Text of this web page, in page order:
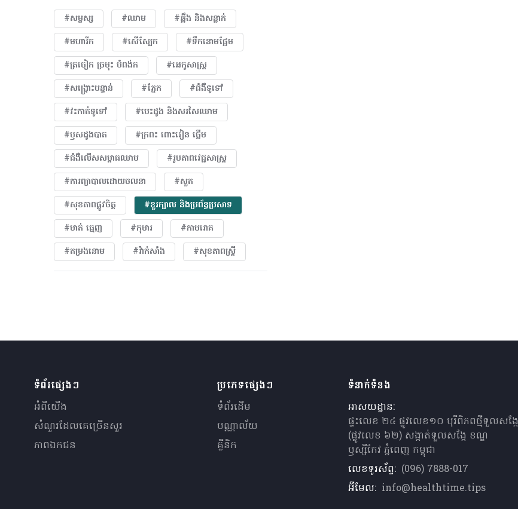
#សម្ផស្ស #ឈាម
#ឆ្អឹង និងសន្លាក់
#មហារីក​
#សើស្បែក
#ទឹកនោមផ្អែម
#ត្រចៀក ច្រមុះ បំពង់ក
#អេកូសាស្រ្ត
#សង្គ្រោះបន្ទាន់
#ភ្នែក​
#ជំងឺទូទៅ
#វះកាត់ទូទៅ
#បេះដូង​ និងសរសៃឈាម
#ឫសដូងបាត
#ក្រពះ ពោះវៀន ថ្លើម
#ជំងឺលើសសម្ពាធឈាម
#​រូបភាពវេជ្ជសាស្រ្ត
#ការព្យាបាលដោយ​ចលនា
#សួត
#សុខភាពផ្លូវចិត្ត
#ខួរក្បាល និងប្រព័ន្ធប្រសាទ
#មាត់ ធ្មេញ
#កុមារ
#កាមរោគ
#តម្រងនោម
#វ៉ាក់សាំង #សុខភាពស្រ្តី
ទំព័រផ្សេងៗ
អំពីយើង
សំណួរ​ដែលគេ​ច្រើន​សួរ
ភាពឯកជន
ប្រភេទផ្សេងៗ
ទំព័រដើម
បណ្ណាល័យ
គ្លីនិក
ទំនាក់ទំនង
អាសយដ្ឋាន:
ផ្ទះលេខ ២៤ ផ្លូវលេខ១០ បុរីពិភពថ្មីទួលសង្កែ
(ផ្លូវលេខ ៦២) សង្កាត់ទួលសង្កែ ខណ្ឌ
ឫស្សីកែវ ភ្នំពេញ កម្ពុជា
លេខទូរស័ព្ទ: (096) 7888-017
អ៊ីមែល: info@healthtime.tips